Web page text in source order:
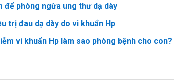
để phòng ngừa ung thư dạ dày
trị đau dạ dày do vi khuẩn Hp
vi khuẩn Hp làm sao phòng bệnh cho con?